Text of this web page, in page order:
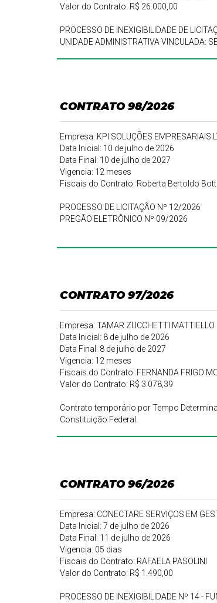
Valor do Contrato: R$ 26.000,00
PROCESSO DE INEXIGIBILIDADE DE
UNIDADE ADMINISTRATIVA VINCULADA:
CONTRATO 98/2026
Empresa: KPI SOLUÇÕES EMPRESARIAIS
Data Inicial: 10 de julho de 2026
Data Final: 10 de julho de 2027
Vigencia: 12 meses
Fiscais do Contrato: Roberta Bertoldo
PROCESSO DE LICITAÇÃO Nº 12/2026
PREGÃO ELETRÔNICO Nº 09/2026
CONTRATO 97/2026
Empresa: TAMAR ZUCCHETTI MATTIELLO
Data Inicial: 8 de julho de 2026
Data Final: 8 de julho de 2027
Vigencia: 12 meses
Fiscais do Contrato: FERNANDA FRIGO
Valor do Contrato: R$ 3.078,39
Contrato temporário por Tempo
Constituição Federal.
CONTRATO 96/2026
Empresa: CONECTARE SERVIÇOS EM
Data Inicial: 7 de julho de 2026
Data Final: 11 de julho de 2026
Vigencia: 05 dias
Fiscais do Contrato: RAFAELA PASOLINI
Valor do Contrato: R$ 1.490,00
PROCESSO DE INEXIGIBILIDADE Nº 14 -